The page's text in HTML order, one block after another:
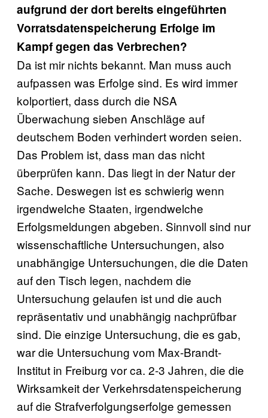
aufgrund der dort bereits eingeführten
Vorratsdatenspeicherung Erfolge im
Kampf gegen das Verbrechen?
Da ist mir nichts bekannt. Man muss auch
aufpassen was Erfolge sind. Es wird immer
kolportiert, dass durch die NSA
Überwachung sieben Anschläge auf
deutschem Boden verhindert worden seien.
Das Problem ist, dass man das nicht
überprüfen kann. Das liegt in der Natur der
Sache. Deswegen ist es schwierig wenn
irgendwelche Staaten, irgendwelche
Erfolgsmeldungen abgeben. Sinnvoll sind nur
wissenschaftliche Untersuchungen, also
unabhängige Untersuchungen, die die Daten
auf den Tisch legen, nachdem die
Untersuchung gelaufen ist und die auch
repräsentativ und unabhängig nachprüfbar
sind. Die einzige Untersuchung, die es gab,
war die Untersuchung vom Max-Brandt-
Institut in Freiburg vor ca. 2-3 Jahren, die die
Wirksamkeit der Verkehrsdatenspeicherung
auf die Strafverfolgungserfolge gemessen